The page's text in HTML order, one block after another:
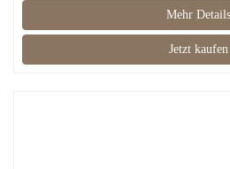
Mehr Details
Jetzt kaufen